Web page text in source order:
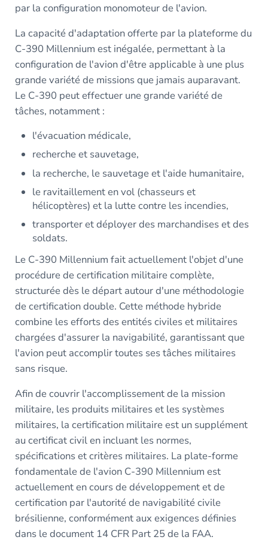
par la configuration monomoteur de l'avion.
La capacité d'adaptation offerte par la plateforme du
C-390 Millennium est inégalée, permettant à la
configuration de l'avion d'être applicable à une plus
grande variété de missions que jamais auparavant.
Le C-390 peut effectuer une grande variété de
tâches, notamment :
l'évacuation médicale,
recherche et sauvetage,
la recherche, le sauvetage et l'aide humanitaire,
le ravitaillement en vol (chasseurs et
hélicoptères) et la lutte contre les incendies,
transporter et déployer des marchandises et des
soldats.
Le C-390 Millennium fait actuellement l'objet d'une
procédure de certification militaire complète,
structurée dès le départ autour d'une méthodologie
de certification double. Cette méthode hybride
combine les efforts des entités civiles et militaires
chargées d'assurer la navigabilité, garantissant que
l'avion peut accomplir toutes ses tâches militaires
sans risque.
Afin de couvrir l'accomplissement de la mission
militaire, les produits militaires et les systèmes
militaires, la certification militaire est un supplément
au certificat civil en incluant les normes,
spécifications et critères militaires. La plate-forme
fondamentale de l'avion C-390 Millennium est
actuellement en cours de développement et de
certification par l'autorité de navigabilité civile
brésilienne, conformément aux exigences définies
dans le document 14 CFR Part 25 de la FAA.